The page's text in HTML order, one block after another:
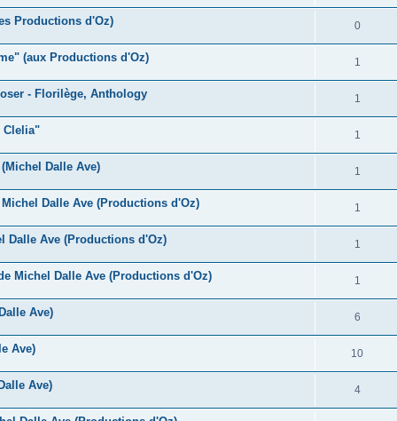
n
s
s
o
n
s
s
é
n
s
s
Productions d'Oz) 0R
é
n
s
s
(aux Productions d'Oz) 1
é
n
s
s
- Florilège, Anthology 1
é
n
s
s
Clelia" 1
é
n
s
s
Dalle Ave) 1
é
n
s
s
Dalle Ave (Productions d'Oz) 1
é
n
s
s
Dalle Ave (Productions d'Oz) 1
é
o
n
s
s
Michel Dalle Ave (Productions d'Oz) 1
é
o
n
s
Ave) 6R
é
o
n
Ave) 10R
é
Ave) 4R
é